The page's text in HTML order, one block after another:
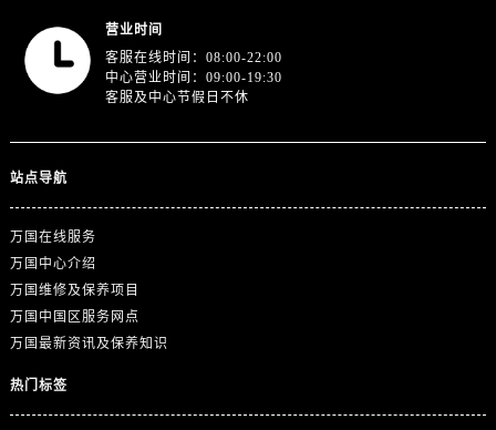
营业时间
客服在线时间：08:00-22:00
中心营业时间：09:00-19:30
客服及中心节假日不休
站点导航
万国在线服务
万国中心介绍
万国维修及保养项目
万国中国区服务网点
万国最新资讯及保养知识
热门标签